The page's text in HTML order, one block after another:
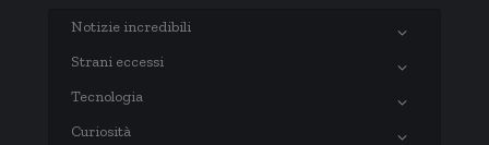
Notizie incredibili
Strani eccessi
Tecnologia
Curiosità